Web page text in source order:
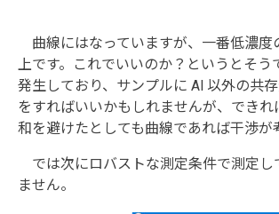
曲線にはなっていますが、一番低濃度
上です。これでいいのか？というとそ
発生しており、サンプルに Al 以外の共
をすればいいかもしれませんが、でき
和を避けたとしても曲線であれば干渉が
では次にロバストな測定条件で測定し
ません。